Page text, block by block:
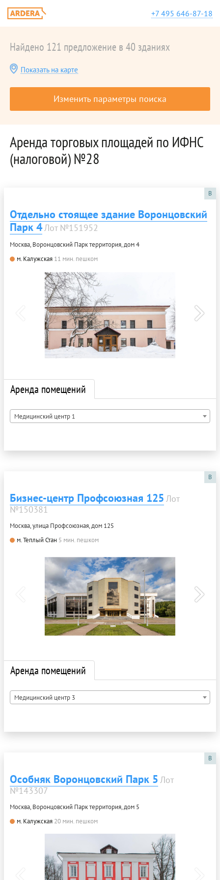
+7 495 646-87-18
Найдено 121 предложение в 40 зданиях
Показать на карте
Изменить параметры поиска
Аренда торговых площадей по ИФНС
(налоговой) №28
B
Отдельно стоящее здание Воронцовский
Парк 4Лот №151952
Москва, Воронцовский Парк территория, дом 4
м. Калужская 11 мин. пешком
Аренда помещений
Медицинский центр 1
B
Бизнес-центр Профсоюзная 125 Лот
№150381
Москва, улица Профсоюзная, дом 125
м. Теплый Стан 5 мин. пешком
Аренда помещений
Медицинский центр 3
B
Особняк Воронцовский Парк 5 Лот
№143307
Москва, Воронцовский Парк территория, дом 5
м. Калужская 20 мин. пешком